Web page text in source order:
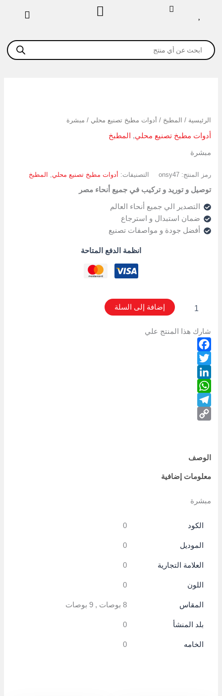
Products
search
الرئيسية / المطبخ / أدوات مطبخ تصنيع محلي / مبشرة
أدوات مطبخ تصنيع محلي, المطبخ
مبشرة
رمز المنتج:onsy47 التصنيفات: أدوات مطبخ تصنيع محلي, المطبخ
توصيل و توريد و تركيب في جميع أنحاء مصر
التصدير الي جميع أنحاء العالم
ضمان استبدال و استرجاع
أفضل جودة و مواصفات تصنيع
انظمة الدفع المتاحة
إضافة إلى السلة
شارك هذا المنتج علي
Facebook
Twitter
LinkedIn
WhatsApp
Telegram
الوصف
معلومات إضافية
مبشرة
الكود 0
الموديل 0
العلامة التجارية 0
اللون 0
المقاس 8 بوصات , 9 بوصات
بلد المنشأ 0
الخامه 0